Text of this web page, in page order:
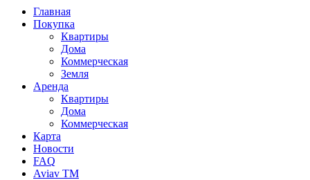
Главная
Покупка
Квартиры
Дома
Коммерческая
Земля
Аренда
Квартиры
Дома
Коммерческая
Карта
Новости
FAQ
Aviav TM